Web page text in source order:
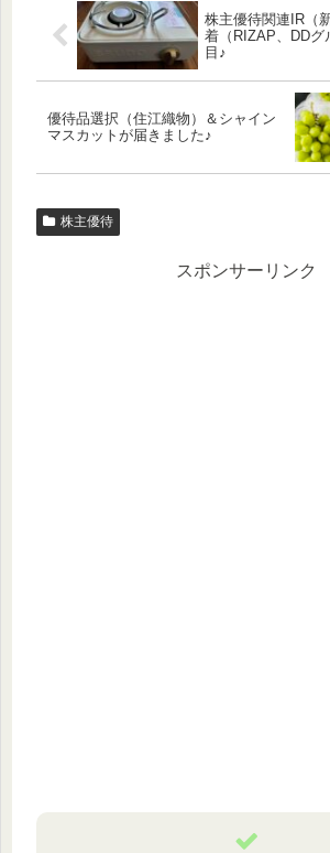
株主優待関連IR（
着（RIZAP、DDグ
目♪
優待品選択（住江織物）＆シャイン
マスカットが届きました♪
株主優待
スポンサーリンク